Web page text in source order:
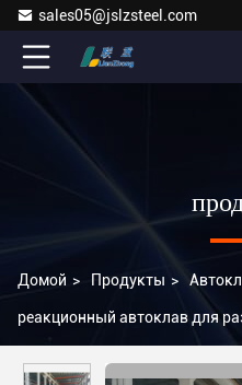
sales05@jslzsteel.com
Домой > Продукты >
реакционный автоклав для